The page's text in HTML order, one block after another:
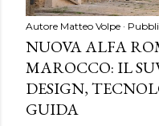
Autore Matteo Volpe
NUOVA ALFA
MAROCCO: IL
DESIGN,
GUIDA